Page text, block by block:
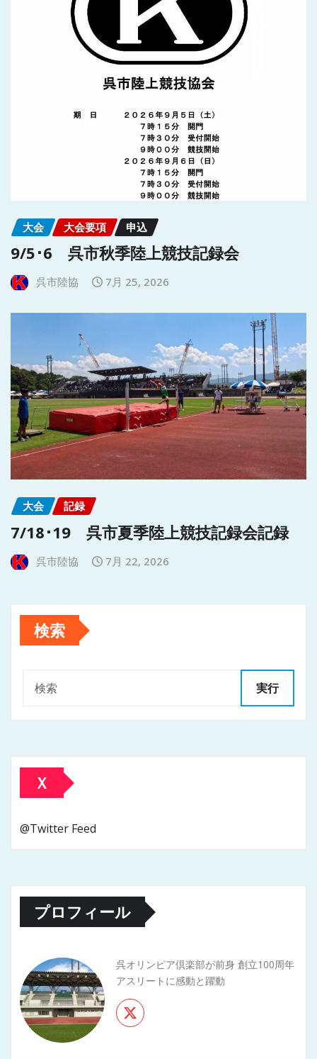
大会 大会要項 申込
9/5･6 呉市秋季陸上競技記録会
呉市陸協 7月 25, 2026
大会 記録
7/18･19 呉市夏季陸上競技記録会記録
呉市陸協 7月 22, 2026
検索
実行
Ｘ
@Twitter Feed
プロフィール
呉オリンピア倶楽部が前身 創立100周年
アスリートに感動と躍動